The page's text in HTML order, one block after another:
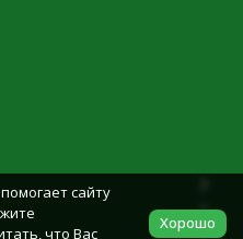
сайту
что Вас
Хорошо